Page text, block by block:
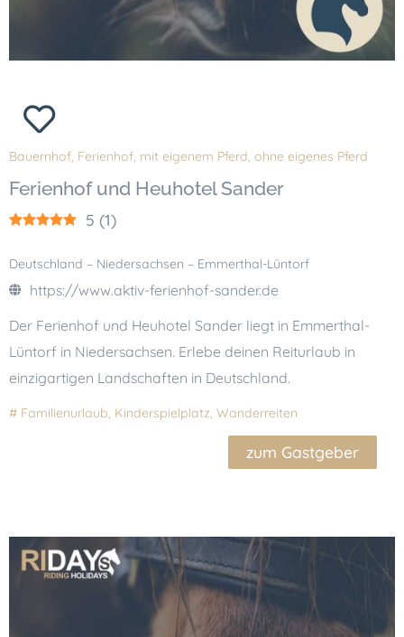
Bauernhof, Ferienhof, mit eigenem Pferd, ohne eigenes Pferd
Ferienhof und Heuhotel Sander
5 (1)
Deutschland – Niedersachsen – Emmerthal-Lüntorf
https://www.aktiv-ferienhof-sander.de
Der Ferienhof und Heuhotel Sander liegt in Emmerthal-
Lüntorf in Niedersachsen. Erlebe deinen Reiturlaub in
einzigartigen Landschaften in Deutschland.
# Familienurlaub, Kinderspielplatz, Wanderreiten
zum Gastgeber